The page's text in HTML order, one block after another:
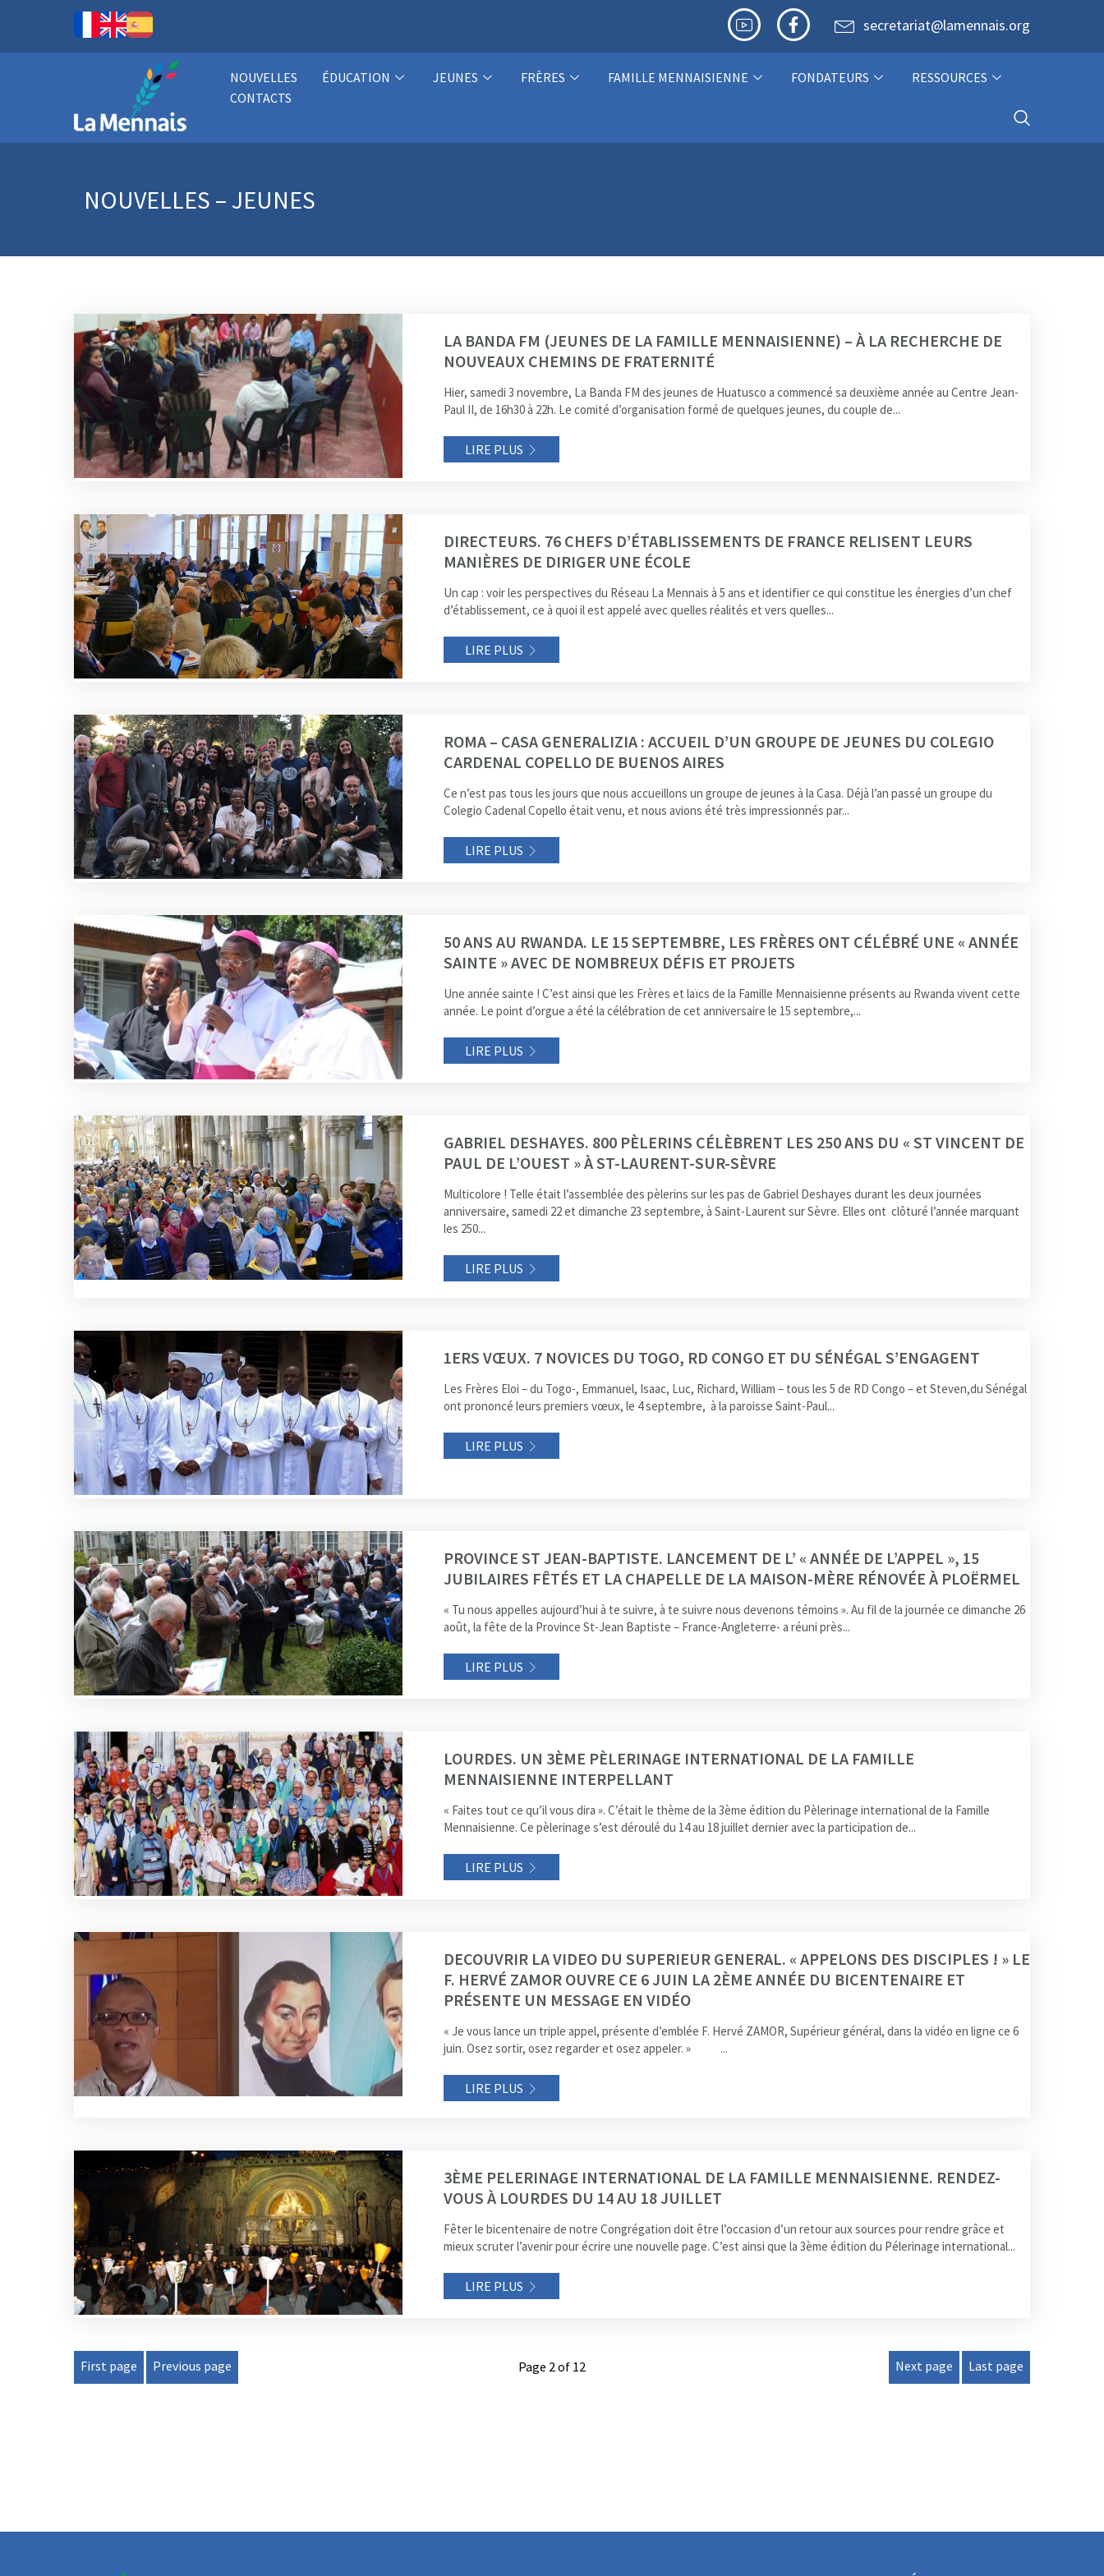
secretariat@lamennais.org
NOUVELLES ÉDUCATION JEUNES FRÈRES FAMILLE MENNAISIENNE FONDATEURS
RESSOURCES
CONTACTS
NOUVELLES – JEUNES
LA BANDA FM (JEUNES DE LA FAMILLE MENNAISIENNE) – À LA RECHERCHE DE
NOUVEAUX CHEMINS DE FRATERNITÉ
Hier, samedi 3 novembre, La Banda FM des jeunes de Huatusco a commencé sa deuxième année au Centre Jean-
Paul II, de 16h30 à 22h. Le comité d’organisation formé de quelques jeunes, du couple de...
LIRE PLUS
DIRECTEURS. 76 CHEFS D’ÉTABLISSEMENTS DE FRANCE RELISENT LEURS
MANIÈRES DE DIRIGER UNE ÉCOLE
Un cap : voir les perspectives du Réseau La Mennais à 5 ans et identifier ce qui constitue les énergies d’un chef
d’établissement, ce à quoi il est appelé avec quelles réalités et vers quelles...
LIRE PLUS
ROMA – CASA GENERALIZIA : ACCUEIL D’UN GROUPE DE JEUNES DU COLEGIO
CARDENAL COPELLO DE BUENOS AIRES
Ce n’est pas tous les jours que nous accueillons un groupe de jeunes à la Casa. Déjà l’an passé un groupe du
Colegio Cadenal Copello était venu, et nous avions été très impressionnés par...
LIRE PLUS
50 ANS AU RWANDA. LE 15 SEPTEMBRE, LES FRÈRES ONT CÉLÉBRÉ UNE « ANNÉE
SAINTE » AVEC DE NOMBREUX DÉFIS ET PROJETS
Une année sainte ! C’est ainsi que les Frères et laïcs de la Famille Mennaisienne présents au Rwanda vivent cette
année. Le point d’orgue a été la célébration de cet anniversaire le 15 septembre,...
LIRE PLUS
GABRIEL DESHAYES. 800 PÈLERINS CÉLÈBRENT LES 250 ANS DU « ST VINCENT DE
PAUL DE L’OUEST » À ST-LAURENT-SUR-SÈVRE
Multicolore ! Telle était l’assemblée des pèlerins sur les pas de Gabriel Deshayes durant les deux journées
anniversaire, samedi 22 et dimanche 23 septembre, à Saint-Laurent sur Sèvre. Elles ont clôturé l’année marquant
les 250...
LIRE PLUS
1ERS VŒUX. 7 NOVICES DU TOGO, RD CONGO ET DU SÉNÉGAL S’ENGAGENT
Les Frères Eloi – du Togo-, Emmanuel, Isaac, Luc, Richard, William – tous les 5 de RD Congo – et Steven,du Sénégal
ont prononcé leurs premiers vœux, le 4 septembre, à la paroisse Saint-Paul...
LIRE PLUS
PROVINCE ST JEAN-BAPTISTE. LANCEMENT DE L’ « ANNÉE DE L’APPEL », 15
JUBILAIRES FÊTÉS ET LA CHAPELLE DE LA MAISON-MÈRE RÉNOVÉE À PLOËRMEL
« Tu nous appelles aujourd’hui à te suivre, à te suivre nous devenons témoins ». Au fil de la journée ce dimanche 26
août, la fête de la Province St-Jean Baptiste – France-Angleterre- a réuni près...
LIRE PLUS
LOURDES. UN 3ÈME PÈLERINAGE INTERNATIONAL DE LA FAMILLE
MENNAISIENNE INTERPELLANT
« Faites tout ce qu’il vous dira ». C’était le thème de la 3ème édition du Pèlerinage international de la Famille
Mennaisienne. Ce pèlerinage s’est déroulé du 14 au 18 juillet dernier avec la participation de...
LIRE PLUS
DECOUVRIR LA VIDEO DU SUPERIEUR GENERAL. « APPELONS DES DISCIPLES ! » LE
F. HERVÉ ZAMOR OUVRE CE 6 JUIN LA 2ÈME ANNÉE DU BICENTENAIRE ET
PRÉSENTE UN MESSAGE EN VIDÉO
« Je vous lance un triple appel, présente d’emblée F. Hervé ZAMOR, Supérieur général, dans la vidéo en ligne ce 6
juin. Osez sortir, osez regarder et osez appeler. » ...
LIRE PLUS
3ÈME PELERINAGE INTERNATIONAL DE LA FAMILLE MENNAISIENNE. RENDEZ-
VOUS À LOURDES DU 14 AU 18 JUILLET
Fêter le bicentenaire de notre Congrégation doit être l’occasion d’un retour aux sources pour rendre grâce et
mieux scruter l’avenir pour écrire une nouvelle page. C’est ainsi que la 3ème édition du Pélerinage international...
LIRE PLUS
First page Previous page Page 2 of 12 Next page Last page